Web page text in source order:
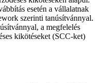
esetén a vállalatnak
szerinti tanúsítvánnyal.
a megfelelés
kikötéseket (SCC-ket)